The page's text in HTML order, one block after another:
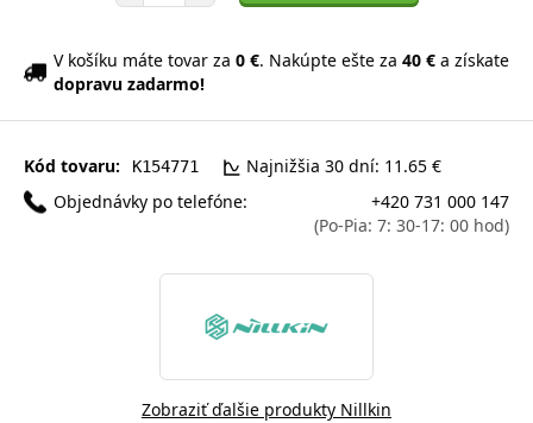
V košíku máte tovar za 0 €. Nakúpte ešte za 40 € a získate
dopravu zadarmo!
Kód tovaru: K154771
Najnižšia 30 dní: 11.65 €
Objednávky po telefóne:
+420 731 000 147
(Po-Pia: 7: 30-17: 00 hod)
Zobraziť ďalšie produkty Nillkin